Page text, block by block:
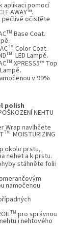
aplikaci pomocí
AWAY™.
pečlivě očistěte
TM Base Coat.
.
TM Color Coat.
TM LED Lampě.
TM XPRESS5™ Top
.
v 99%
polish
NEHTU
Wrapnavlhčete
TM MOISTURIZING
okolo prstu,
nehet a k prstu.
stáhněte folii
namočenou
TM pro správnou
i nehtového